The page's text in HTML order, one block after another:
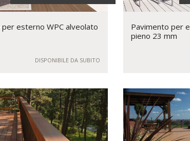
esterno WPC alveolato
DISPONIBILE DA SUBITO
Pavimento per
pieno 23 mm